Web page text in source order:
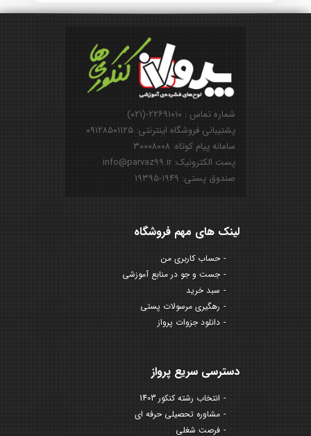
شماره تماس : ۲۲۶۹۱۰۱۰-(۰۲۱)
پشتیبانی فروشگاه اینترنتی: ۰۹۱۲۸۵۰۱۱۲۵
سامانه پیام کوتاه: ۳۰۰۰۸۰۰۸
پست الکترونیک: info@parvaz99.ir
صندوق پستی: ۱۹۴۹-۱۹۳۹۵
لینک های مهم فروشگاه
حساب کاربری من
جست و جو در منابع آموزشی
سبد خرید
رهگیری مرسولات پستی
دانلود جزوات پرواز
دسترسی سریع پرواز
انتخاب رشته کنکور 1403
مشاوره تحصیلی حرفه ای
فرصت شغلی